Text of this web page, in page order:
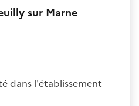
sur Marne
dans l'établissement